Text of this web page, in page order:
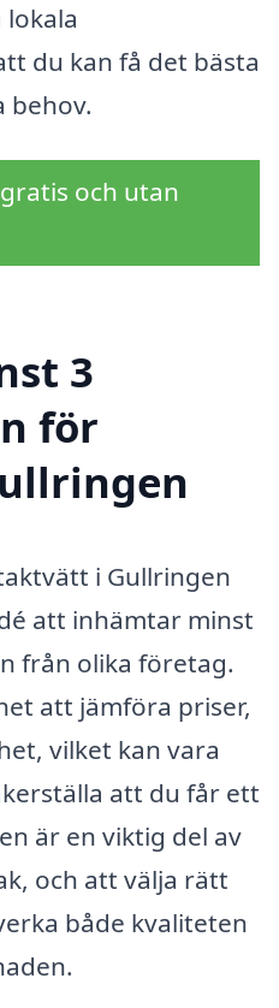
du kan få det bästa
behov.
och utan
3
för
i Gullringen
att inhämtar minst
från olika företag.
att jämföra priser,
vilket kan vara
att du får ett
är en viktig del av
och att välja rätt
både kvaliteten